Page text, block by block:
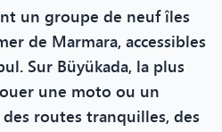
un groupe de neuf îles
de Marmara, accessibles
Sur Büyükada, la plus
une moto ou un
routes tranquilles, des